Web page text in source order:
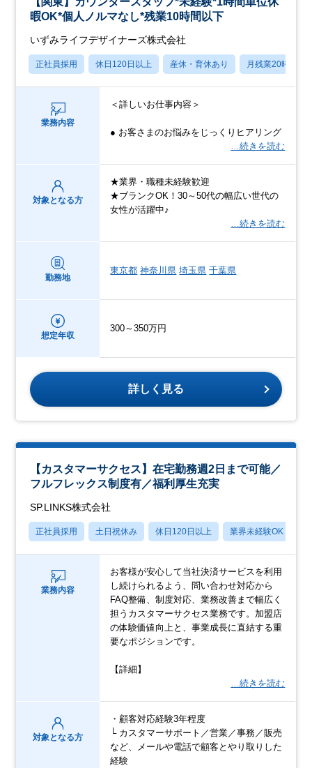
暇OK*個人ノルマなし*残業10時間以下
いずみライフデザイナーズ株式会社
正社員採用 休日120日以上 産休・育休あり 月残業20時間以
業務内容
＜詳しいお仕事内容＞
● お客さまのお悩みをじっくりヒアリング
…続きを読む
対象となる方
★業界・職種未経験歓迎
★ブランクOK！30～50代の幅広い世代の
女性が活躍中♪
…続きを読む
勤務地
東京都 神奈川県 埼玉県 千葉県
想定年収
300～350万円
詳しく見る
【カスタマーサクセス】在宅勤務週2日まで可能／
フルフレックス制度有／福利厚生充実
SP.LINKS株式会社
正社員採用 土日祝休み 休日120日以上 業界未経験OK
業務内容
お客様が安心して当社決済サービスを利用
し続けられるよう、問い合わせ対応から
FAQ整備、制度対応、業務改善まで幅広く
担うカスタマーサクセス業務です。加盟店
の体験価値向上と、事業成長に直結する重
要なポジションです。
【詳細】
…続きを読む
対象となる方
・顧客対応経験3年程度
└ カスタマーサポート／営業／事務／販売
など、メールや電話で顧客とやり取りした
経験